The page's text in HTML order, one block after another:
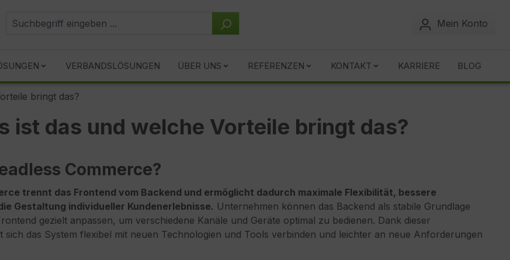
Mein Konto
VERBANDSLÖSUNGEN ÜBER UNS REFERENZEN KONTAKT KARRIERE BLOG
bringt das?
ist das und welche Vorteile bringt das?
Commerce?
trennt das Frontend vom Backend und ermöglicht dadurch maximale Flexibilität, bessere
Gestaltung individueller Kundenerlebnisse. Unternehmen können das Backend als stabile Grundlage
gezielt anpassen, um verschiedene Kanäle und Geräte optimal zu bedienen. Dank dieser
sich das System flexibel mit neuen Technologien und Tools verbinden und leichter an neue Anforderungen